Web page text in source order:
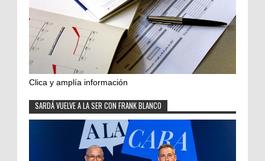
Clica y amplía información
SARDÁ VUELVE A LA SER CON FRANK BLANCO